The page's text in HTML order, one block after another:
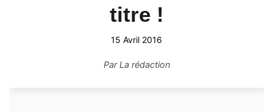
titre !
15 Avril 2016
ParLa rédaction